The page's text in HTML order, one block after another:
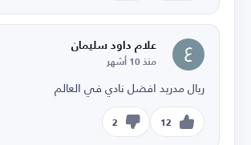
علام داود سليمان
منذ 10 أشهر
ريال مدريد افضل نادي في العالم
12
2